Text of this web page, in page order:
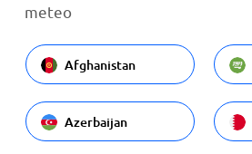
meteo
Afghanistan
Azerbaijan